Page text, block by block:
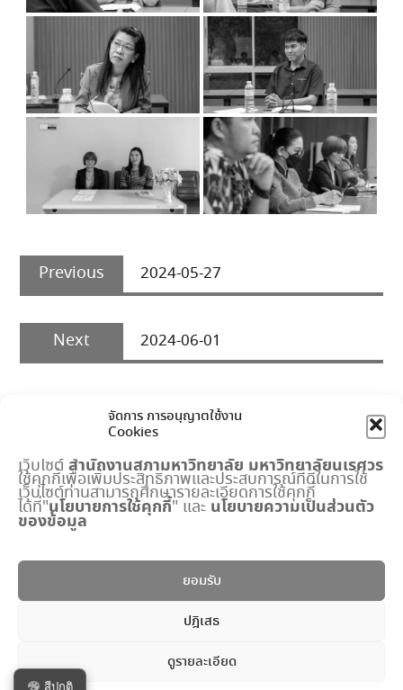
จัดการ การอนุญาตใช้งาน
Cookies
เว็บไซต์สำนักงานสภามหาวิทยาลัย มหาวิทยาลัยนเรศวร
ใช้คุกกี้เพื่อเพิ่มประสิทธิภาพและประสบการณ์ที่ดีในการใช้
เว็บไซต์ท่านสามารถศึกษารายละเอียดการใช้คุกกี้
ได้ที่"นโยบายการใช้คุกกี้" และ นโยบายความเป็นส่วนตัว
ของข้อมูล
ยอมรับ
ปฎิเสธ
ดูรายละเอียด
Post
navigation
Previous
Previous
post:
2024-05-27
Next
Next
post:
2024-06-01
เมนูด่วน
กำหนดการประชุมสภามหาวิทยาลัย
พระราชบัญญัติ มหาวิทยาลัยนเรศวร
ปริญญาดุษฎีบัณฑิตกิตติมศักดิ์
สีปกติ